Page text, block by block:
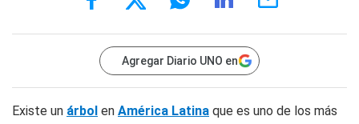
Agregar Diario UNO en
Existe un árbol en América Latina que es uno de los más